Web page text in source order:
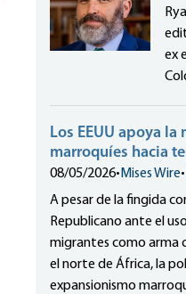
ex
Los EEUU apoya
marroquíes hacia
08/05/2026• Mises Wire•
A pesar de la fingida
Republicano ante el
migrantes como arma
el norte de África, la
expansionismo